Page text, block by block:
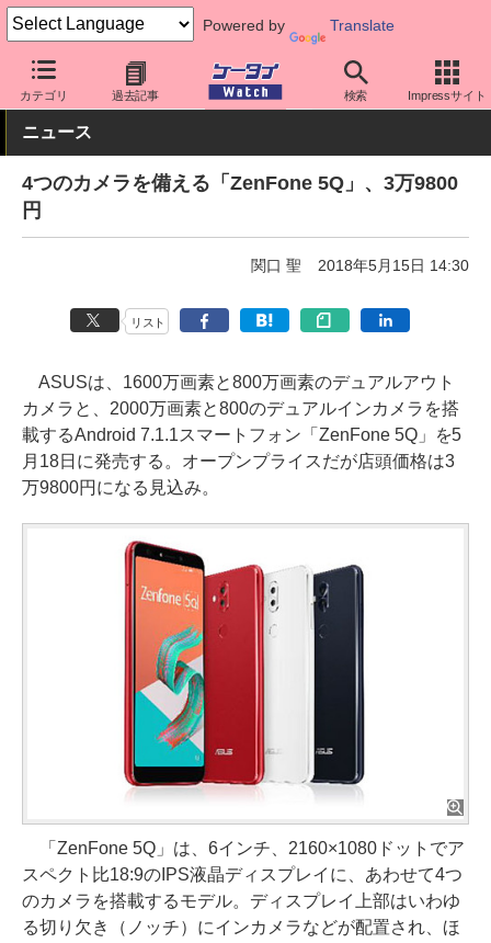
Powered by Translate
カテゴリ 過去記事 検索 Impressサイト
ケータイ Watch OS Android ASUS
ニュース
4つのカメラを備える「ZenFone 5Q」、3万9800
円
関口 聖 2018年5月15日 14:30
リスト
ASUSは、1600万画素と800万画素のデュアルアウト
カメラと、2000万画素と800のデュアルインカメラを搭
載するAndroid 7.1.1スマートフォン「ZenFone 5Q」を5
月18日に発売する。オープンプライスだが店頭価格は3
万9800円になる見込み。
「ZenFone 5Q」は、6インチ、2160×1080ドットでア
スペクト比18:9のIPS液晶ディスプレイに、あわせて4つ
のカメラを搭載するモデル。ディスプレイ上部はいわゆ
る切り欠き（ノッチ）にインカメラなどが配置され、ほ